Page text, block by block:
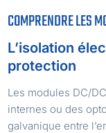
COMPRENDRE LES
L’isolation
protection
Les modules DC/
internes ou des
galvanique entre